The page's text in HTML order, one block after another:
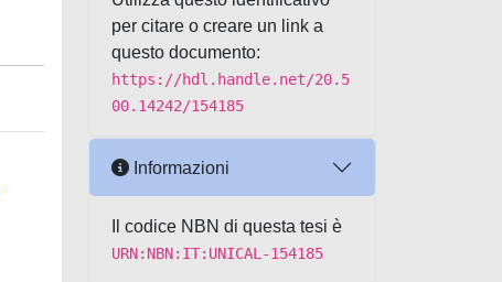
per citare o creare un link a
questo documento:
https://hdl.handle.net/20.5
00.14242/154185
Informazioni
Il codice NBN di questa tesi è
URN:NBN:IT:UNICAL-154185